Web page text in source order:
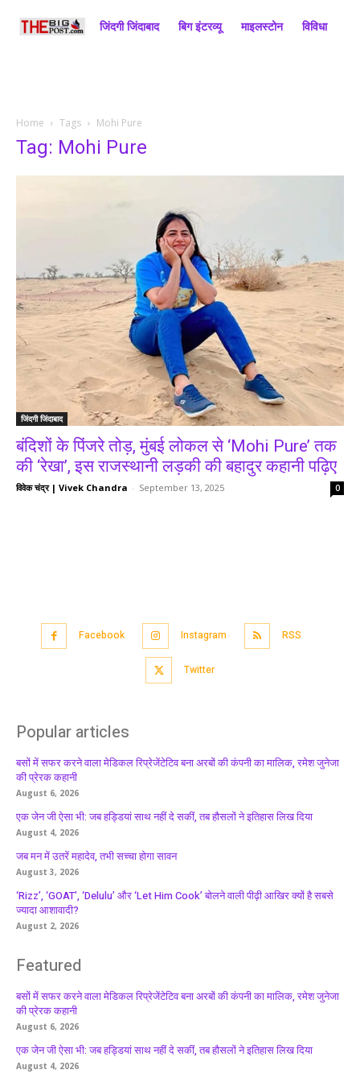
जिंदगी जिंदाबाद बिग इंटरव्यू माइलस्टोन विविधा
Home Tags Mohi Pure
Tag: Mohi Pure
जिंदगी जिंदाबाद
बंदिशों के पिंजरे तोड़, मुंबई लोकल से ‘Mohi Pure’ तक
की ‘रेखा’, इस राजस्थानी लड़की की बहादुर कहानी पढ़िए
विवेक चंद्र | Vivek Chandra - September 13, 2025 0
Facebook Instagram RSS
Twitter
Popular articles
बसों में सफर करने वाला मेडिकल रिप्रेजेंटेटिव बना अरबों की कंपनी का मालिक, रमेश जुनेजा
की प्रेरक कहानी
August 6, 2026
एक जेन जी ऐसा भी: जब हड्डियां साथ नहीं दे सकीं, तब हौसलों ने इतिहास लिख दिया
August 4, 2026
जब मन में उतरें महादेव, तभी सच्चा होगा सावन
August 3, 2026
‘Rizz’, ‘GOAT’, ‘Delulu’ और ‘Let Him Cook’ बोलने वाली पीढ़ी आखिर क्यों है सबसे
ज्यादा आशावादी?
August 2, 2026
Featured
बसों में सफर करने वाला मेडिकल रिप्रेजेंटेटिव बना अरबों की कंपनी का मालिक, रमेश जुनेजा
की प्रेरक कहानी
August 6, 2026
एक जेन जी ऐसा भी: जब हड्डियां साथ नहीं दे सकीं, तब हौसलों ने इतिहास लिख दिया
August 4, 2026